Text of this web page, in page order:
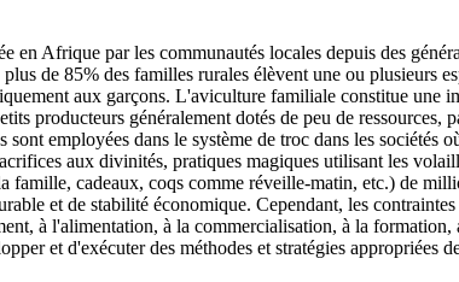
en Afrique par les communautés locales depuis des
de 85% des familles rurales élèvent une ou plusieurs
aux garçons. L'aviculture familiale constitue une
producteurs généralement dotés de peu de
sont employées dans le système de troc dans les
aux divinités, pratiques magiques utilisant les
famille, cadeaux, coqs comme réveille-matin, etc.) de
et de stabilité économique. Cependant, les
à l'alimentation, à la commercialisation, à la
et d'exécuter des méthodes et stratégies